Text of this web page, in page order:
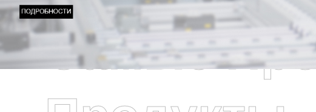
Самые